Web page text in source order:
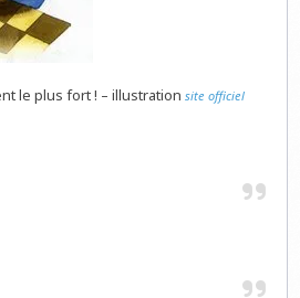
le plus fort ! – illustration site officiel